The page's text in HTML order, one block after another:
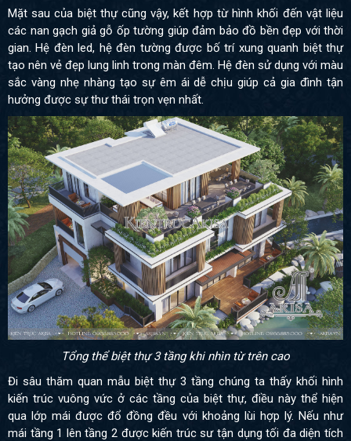
Mặt sau của biệt thự cũng vậy, kết hợp từ hình khối đến vật liệu
các nan gạch giả gỗ ốp tường giúp đảm bảo đồ bền đẹp với thời
gian.Hệ đèn led, hệ đèn tường được bố trí xung quanh biệt thự
tạo nên vẻ đẹp lung linh trong màn đêm. Hệ đèn sử dụng với màu
sắc vàng nhẹ nhàng tạo sự êm ái dễ chịu giúp cả gia đình tận
hưởng được sự thư thái trọn vẹn nhất.
Tổng thể biệt thự 3 tầng khi nhìn từ trên cao
Đi sâu thăm quan mẫu biệt thự 3 tầng chúng ta thấy khối hình
kiến trúc vuông vức ở các tầng của biệt thự, điều này thể hiện
qua lớp mái được đổ đồng đều với khoảng lùi hợp lý. Nếu như
mái tầng 1 lên tầng 2 được kiến trúc sư tận dụng tối đa diện tích